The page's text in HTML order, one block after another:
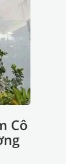
Cô